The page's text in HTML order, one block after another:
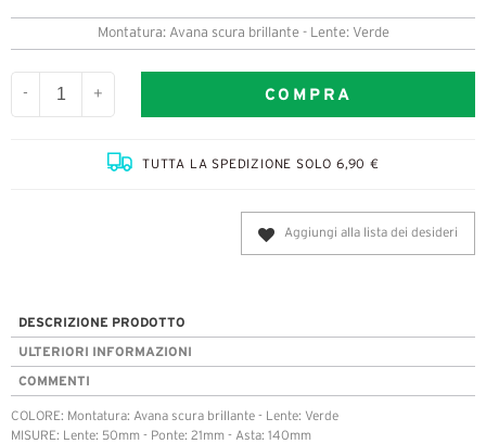
Montatura: Avana scura brillante - Lente: Verde
- + COMPRA
TUTTA LA SPEDIZIONE SOLO 6,90 €
Aggiungi alla lista dei desideri
DESCRIZIONE PRODOTTO
ULTERIORI INFORMAZIONI
COMMENTI
COLORE: Montatura: Avana scura brillante - Lente: Verde
MISURE: Lente: 50mm - Ponte: 21mm - Asta: 140mm